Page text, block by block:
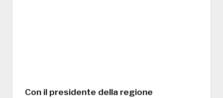
Con il presidente della regione